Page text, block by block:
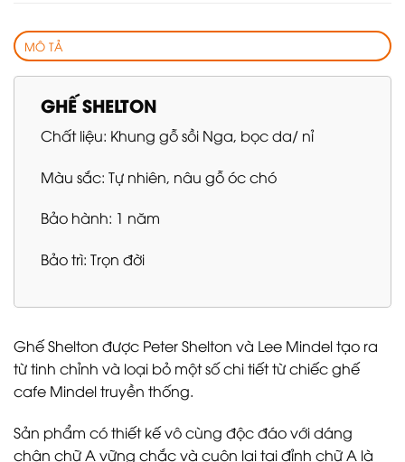
MÔ TẢ
GHẾ SHELTON
Chất liệu: Khung gỗ sồi Nga, bọc da/ nỉ
Màu sắc: Tự nhiên, nâu gỗ óc chó
Bảo hành: 1 năm
Bảo trì: Trọn đời
Ghế Shelton được Peter Shelton và Lee Mindel tạo ra
từ tinh chỉnh và loại bỏ một số chi tiết từ chiếc ghế
cafe Mindel truyền thống.
Sản phẩm có thiết kế vô cùng độc đáo với dáng
chân chữ A vững chắc và cuộn lại tại đỉnh chữ A là